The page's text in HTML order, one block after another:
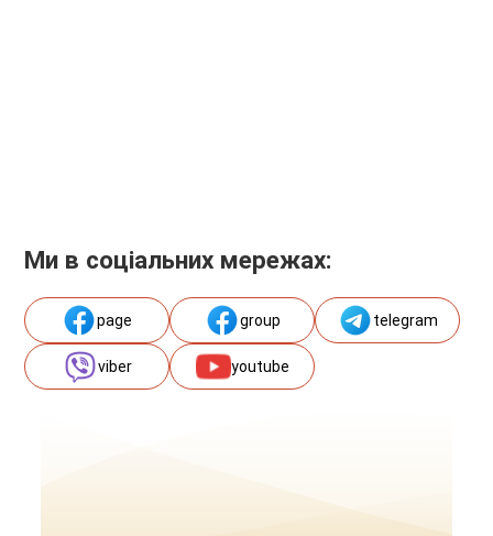
Ми в соціальних мережах:
page group telegram
viber youtube